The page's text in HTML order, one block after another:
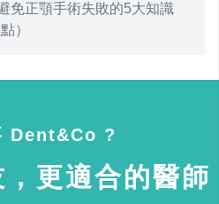
免正顎手術失敗的5大知識
）
Dent&Co ?
更適合的醫師